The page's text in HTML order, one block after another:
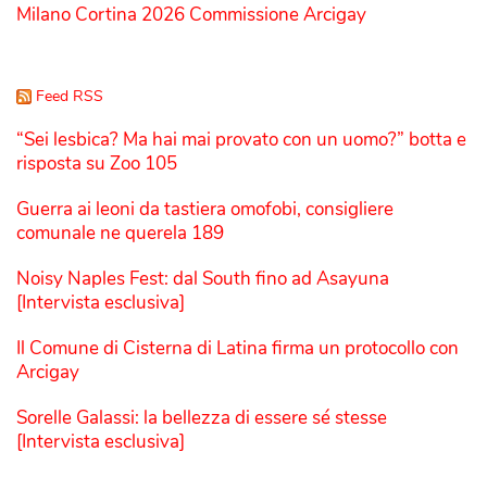
Milano Cortina 2026 Commissione Arcigay
Feed RSS
“Sei lesbica? Ma hai mai provato con un uomo?” botta e
risposta su Zoo 105
Guerra ai leoni da tastiera omofobi, consigliere
comunale ne querela 189
Noisy Naples Fest: dal South fino ad Asayuna
[Intervista esclusiva]
Il Comune di Cisterna di Latina firma un protocollo con
Arcigay
Sorelle Galassi: la bellezza di essere sé stesse
[Intervista esclusiva]